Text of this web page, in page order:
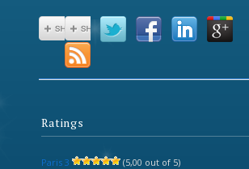
Ratings
Paris 3 (5,00 out of 5)